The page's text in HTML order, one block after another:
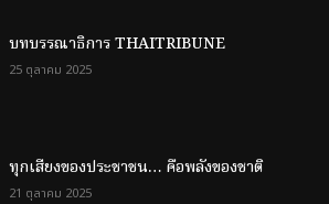
บทบรรณาธิการ THAITRIBUNE
25 ตุลาคม 2025
ทุกเสียงของประชาชน… คือพลังของชาติ
21 ตุลาคม 2025